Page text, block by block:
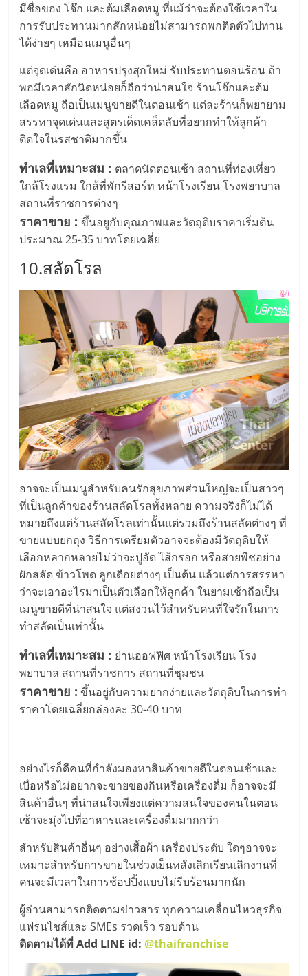
มีชื่อของ โจ๊ก และต้มเลือดหมู ที่แม้ว่าจะต้องใช้เวลาใน
การรับประทานมากสักหน่อยไม่สามารถพกติดตัวไปทาน
ได้ง่ายๆ เหมือนเมนูอื่นๆ
แต่จุดเด่นคือ อาหารปรุงสุกใหม่ รับประทานตอนร้อน ถ้า
พอมีเวลาสักนิดหน่อยก็ถือว่าน่าสนใจ ร้านโจ๊กและต้ม
เลือดหมู ถือเป็นเมนูขายดีในตอนเช้า แต่ละร้านก็พยายาม
สรรหาจุดเด่นและสูตรเด็ดเคล็ดลับที่อยากทำให้ลูกค้า
ติดใจในรสชาติมากขึ้น
ทำเลที่เหมาะสม : ตลาดนัดตอนเช้า สถานที่ท่องเที่ยว
ใกล้โรงแรม ใกล้ที่พักรีสอร์ท หน้าโรงเรียน โรงพยาบาล
สถานที่ราชการต่างๆ
ราคาขาย : ขึ้นอยูกับคุณภาพและวัตถุดิบราคาเริ่มต้น
ประมาณ 25-35 บาทโดยเฉลี่ย
10.สลัดโรล
อาจจะเป็นเมนูสำหรับคนรักสุขภาพส่วนใหญ่จะเป็นสาวๆ
ที่เป็นลูกค้าของร้านสลัดโรลทั้งหลาย ความจริงก็ไม่ได้
หมายถึงแต่ร้านสลัดโรลเท่านั้นแต่รวมถึงร้านสลัดต่างๆ ที่
ขายแบบยกถุง วิธีการเตรียมตัวอาจจะต้องมีวัตถุดิบให้
เลือกหลากหลายไม่ว่าจะปูอัด ไส้กรอก หรือสายพืชอย่าง
ผักสลัด ข้าวโพด ลูกเดือยต่างๆ เป็นต้น แล้วแต่การสรรหา
ว่าจะเอาอะไรมาเป็นตัวเลือกให้ลูกค้า ในยามเช้าถือเป็น
เมนูขายดีที่น่าสนใจ แต่สงวนไว้สำหรับคนที่ใจรักในการ
ทำสลัดเป็นเท่านั้น
ทำเลที่เหมาะสม : ย่านออฟฟิศ หน้าโรงเรียน โรง
พยาบาล สถานที่ราชการ สถานที่ชุมชน
ราคาขาย : ขึ้นอยู่กับความยากง่ายและวัตถุดิบในการทำ
ราคาโดยเฉลี่ยกล่องละ 30-40 บาท
อย่างไรก็ดีคนที่กำลังมองหาสินค้าขายดีในตอนเช้าและ
เบื่อหรือไม่อยากจะขายของกินหรือเครื่องดื่ม ก็อาจจะมี
สินค้าอื่นๆ ที่น่าสนใจเพียงแต่ความสนใจของคนในตอน
เช้าจะมุ่งไปที่อาหารและเครื่องดื่มมากกว่า
สำหรับสินค้าอื่นๆ อย่างเสื้อผ้า เครื่องประดับ ใดๆอาจจะ
เหมาะสำหรับการขายในช่วงเย็นหลังเลิกเรียนเลิกงานที่
คนจะมีเวลาในการช้อปปิ้งแบบไม่รีบร้อนมากนัก
ผู้อ่านสามารถติดตามข่าวสาร ทุกความเคลื่อนไหวธุรกิจ
แฟรนไชส์และ SMEs รวดเร็ว รอบด้าน
ติดตามได้ที่ Add LINE id:@thaifranchise